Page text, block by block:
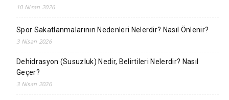
10 Nisan 2026
Spor Sakatlanmalarının Nedenleri Nelerdir? Nasıl Önlenir?
3 Nisan 2026
Dehidrasyon (Susuzluk) Nedir, Belirtileri Nelerdir? Nasıl
Geçer?
3 Nisan 2026